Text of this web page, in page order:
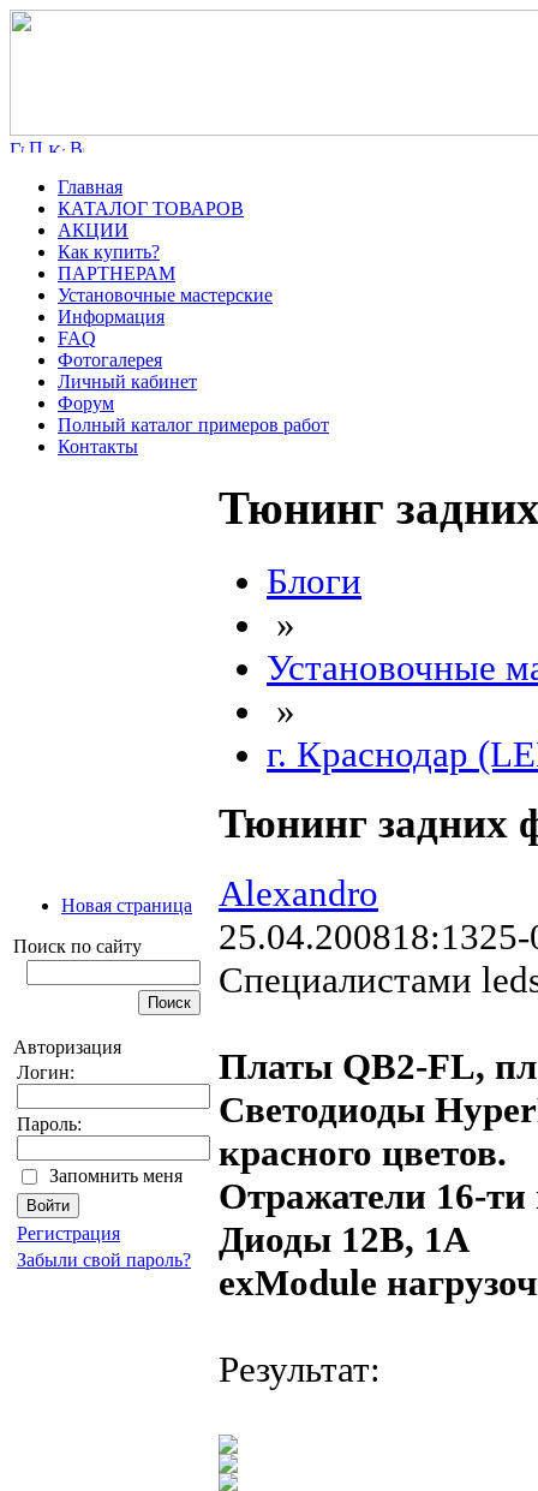
Главная
КАТАЛОГ ТОВАРОВ
АКЦИИ
Как купить?
ПАРТНЕРАМ
Установочные мастерские
Информация
FAQ
Фотогалерея
Личный кабинет
Форум
Полный каталог примеров работ
Контакты
Новая страница
Поиск по сайту
Авторизация
Логин:
Пароль:
Запомнить меня
Регистрация
Забыли свой пароль?
Тюнинг
Блоги
»
Установочные
»
г. Краснодар
Тюнинг задних
Alexandro
25.04.200818:13
Специалистами
Платы QB2-FL,
Светодиоды
красного цветов.
Отражатели 16-
Диоды 12В, 1А
exModule
Результат: